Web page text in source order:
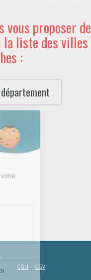
vous proposer de
la liste des villes
:
CGU
CGV